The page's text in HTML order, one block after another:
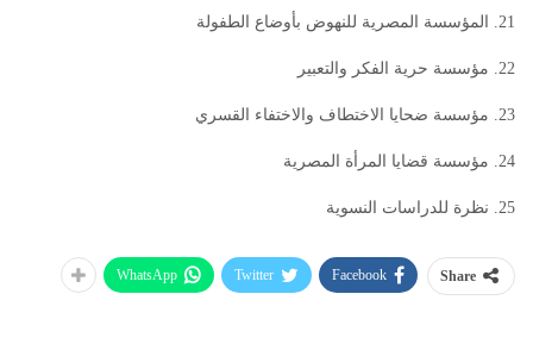
21. المؤسسة المصرية للنهوض بأوضاع الطفولة
22. مؤسسة حرية الفكر والتعبير
23. مؤسسة ضحايا الاختطاف والاختفاء القسري
24. مؤسسة قضايا المرأة المصرية
25. نظرة للدراسات النسوية
Share
Facebook
Twitter
WhatsApp